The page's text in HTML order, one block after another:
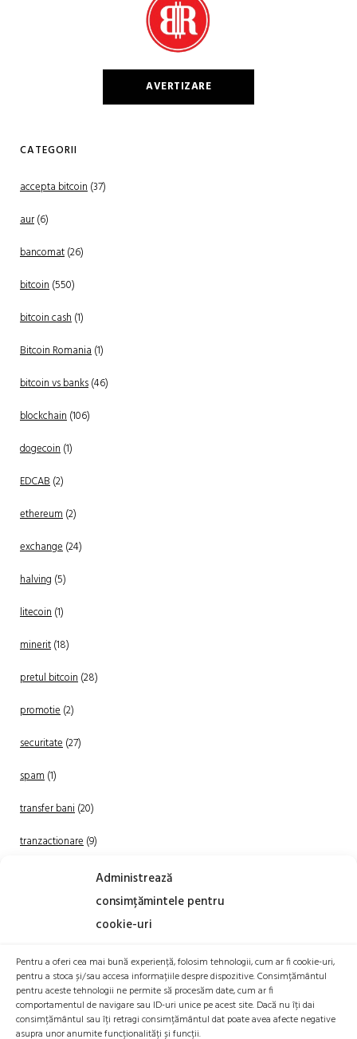
Administrează
consimțămintele pentru
cookie-uri
Pentru a oferi cea mai bună experiență, folosim tehnologii, cum ar fi cookie-uri,
pentru a stoca și/sau accesa informațiile despre dispozitive. Consimțământul
pentru aceste tehnologii ne permite să procesăm date, cum ar fi
comportamentul de navigare sau ID-uri unice pe acest site. Dacă nu îți dai
consimțământul sau îți retragi consimțământul dat poate avea afecte negative
asupra unor anumite funcționalități și funcții.
AVERTIZARE
CATEGORII
accepta bitcoin(37)
aur(6)
bancomat(26)
bitcoin(550)
bitcoin cash(1)
Bitcoin Romania(1)
bitcoin vs banks(46)
blockchain(106)
dogecoin(1)
EDCAB(2)
ethereum(2)
exchange(24)
halving (5)
litecoin(1)
minerit(18)
pretul bitcoin(28)
promotie(2)
securitate(27)
spam(1)
transfer bani(20)
tranzactionare(9)
(20)
TRANZACTIONEAZA